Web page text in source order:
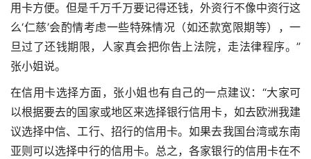
用卡方便。但是千万千万要记得还钱，外资行不像中资行这
么‘仁慈’会酌情考虑一些特殊情况（如还款宽限期等），一
旦过了还钱期限，人家真会把你告上法院，走法律程序。”
张小姐说。
在信用卡选择方面，张小姐也有自己的一点建议：“大家可
以根据要去的国家或地区来选择银行信用卡，如去欧洲我建
议选择中信、工行、招行的信用卡。如果去我国台湾或东南
亚则可以选择中行的信用卡。总之，各家银行的信用卡在不